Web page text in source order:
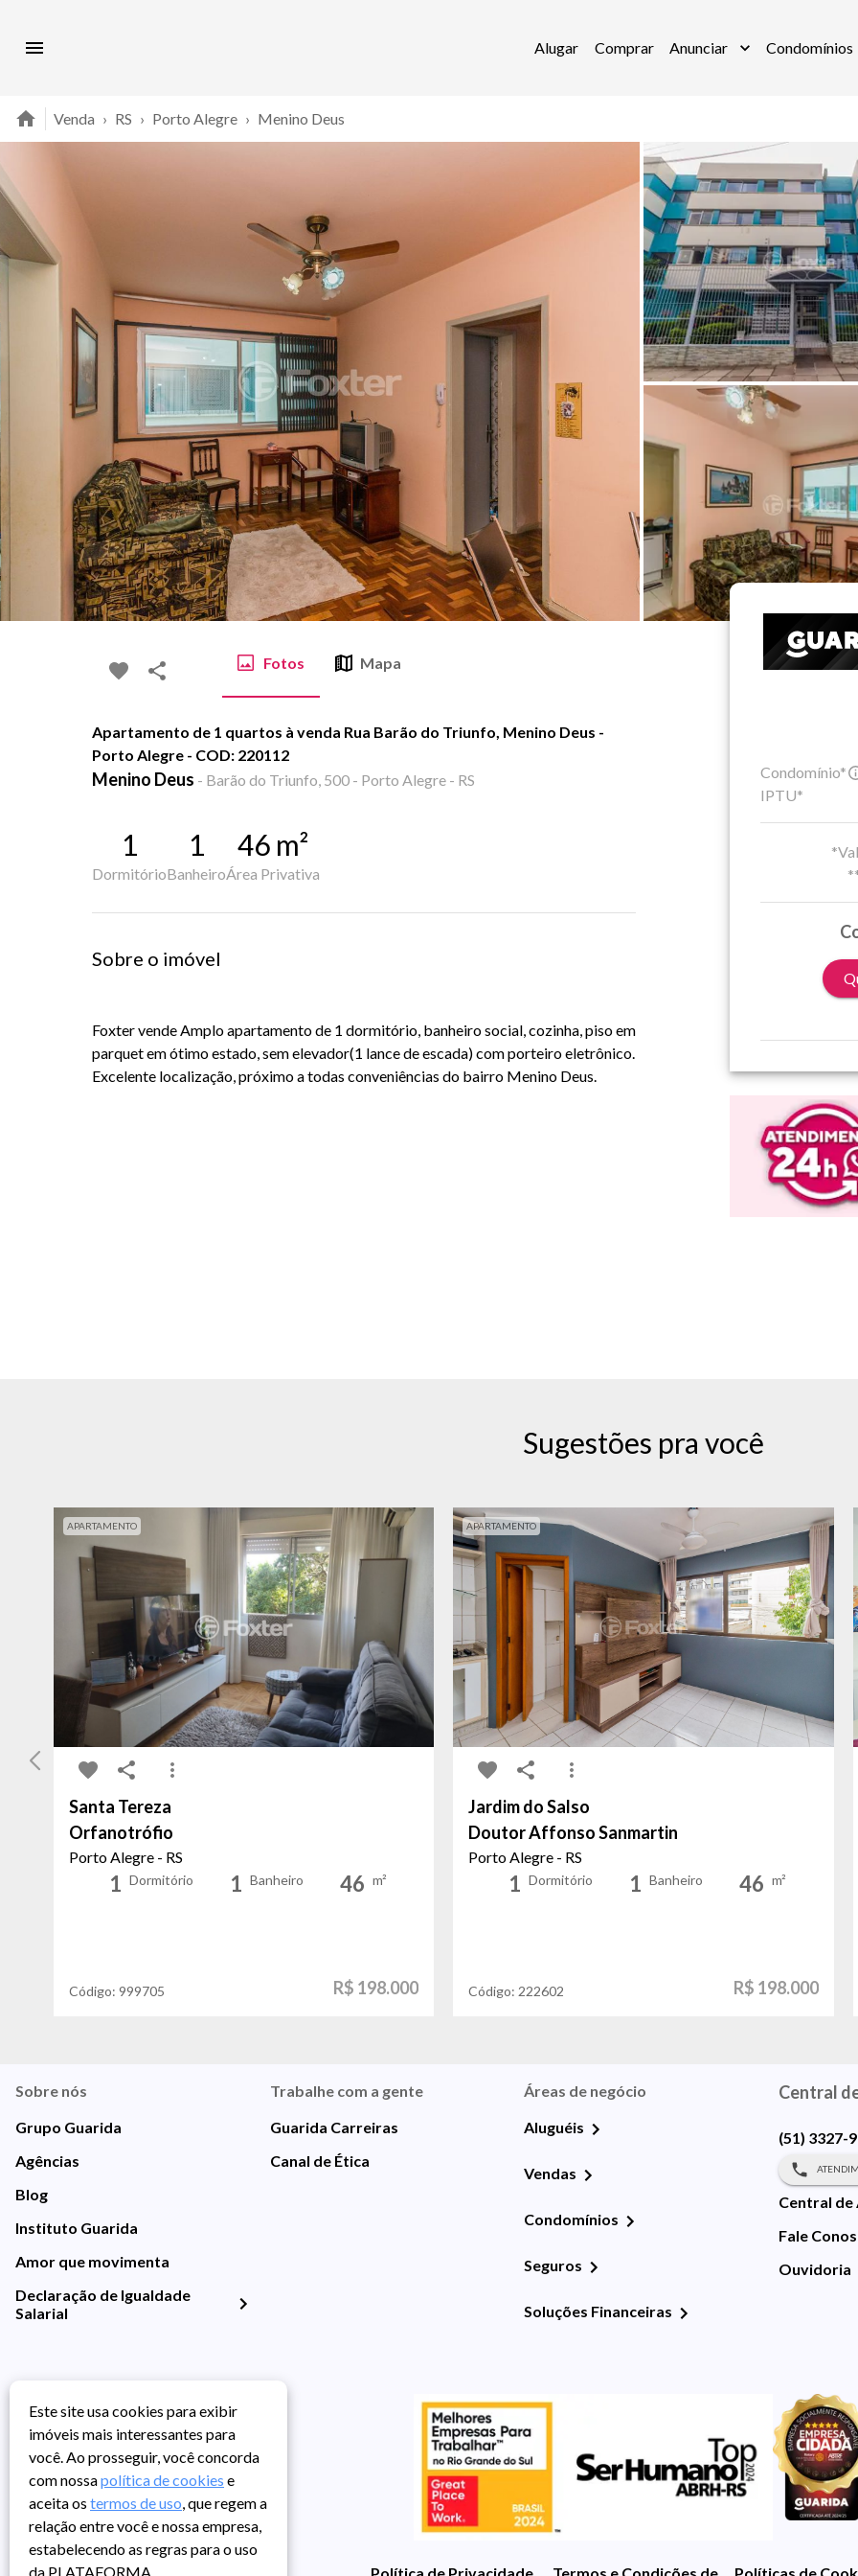
Alugar Comprar Anunciar Condomínios
Venda › RS › Porto Alegre › Menino Deus
Fotos Mapa
Apartamento de 1 quartos à venda Rua Barão do Triunfo, Menino Deus -
Porto Alegre - COD: 220112
Menino Deus - Barão do Triunfo, 500 - Porto Alegre - RS
1
Dormitório
1
Banheiro
46 m²
Área Privativa
Sobre o imóvel
Foxter vende Amplo apartamento de 1 dormitório, banheiro social, cozinha, piso em
parquet em ótimo estado, sem elevador(1 lance de escada) com porteiro eletrônico.
Excelente localização, próximo a todas conveniências do bairro Menino Deus.
Condomínio*
IPTU*
Sugestões pra você
APARTAMENTO
Santa Tereza
Orfanotrófio
Porto Alegre - RS
1 Dormitório 1 Banheiro 46 m²
Código: 999705 R$ 198.000
APARTAMENTO
Jardim do Salso
Doutor Affonso Sanmartin
Porto Alegre - RS
1 Dormitório 1 Banheiro 46 m²
Código: 222602 R$ 198.000
Sobre nós
Grupo Guarida
Agências
Blog
Instituto Guarida
Amor que movimenta
Declaração de Igualdade
Salarial
Trabalhe com a gente
Guarida Carreiras
Canal de Ética
Áreas de negócio
Aluguéis
Vendas
Condomínios
Seguros
Soluções Financeiras
Central
(51) 3327-
Central de
Fale
Ouvidoria
Política de Privacidade Termos e Condições de UsoPolíticas de
Este site usa cookies para exibir
imóveis mais interessantes para
você. Ao prosseguir, você concorda
com nossapolítica de cookies e
aceita os termos de uso, que regem a
relação entre você e nossa empresa,
estabelecendo as regras para o uso
da PLATAFORMA.